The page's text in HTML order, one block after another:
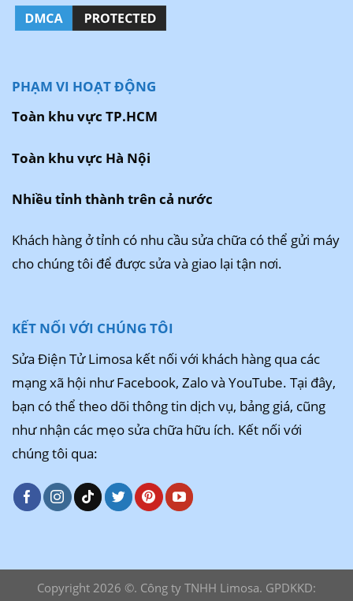
PHẠM VI HOẠT ĐỘNG
Toàn khu vực TP.HCM
Toàn khu vực Hà Nội
Nhiều tỉnh thành trên cả nước
Khách hàng ở tỉnh có nhu cầu sửa chữa có thể gửi máy
cho chúng tôi để được sửa và giao lại tận nơi.
KẾT NỐI VỚI CHÚNG TÔI
Sửa Điện Tử Limosa kết nối với khách hàng qua các
mạng xã hội như Facebook, Zalo và YouTube. Tại đây,
bạn có thể theo dõi thông tin dịch vụ, bảng giá, cũng
như nhận các mẹo sửa chữa hữu ích. Kết nối với
chúng tôi qua:
Copyright 2026 ©. Công ty TNHH Limosa. GPDKKD: